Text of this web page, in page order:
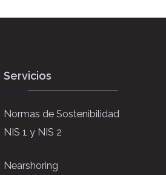
Servicios
Normas de Sostenibilidad
NIS 1 y NIS 2
Nearshoring